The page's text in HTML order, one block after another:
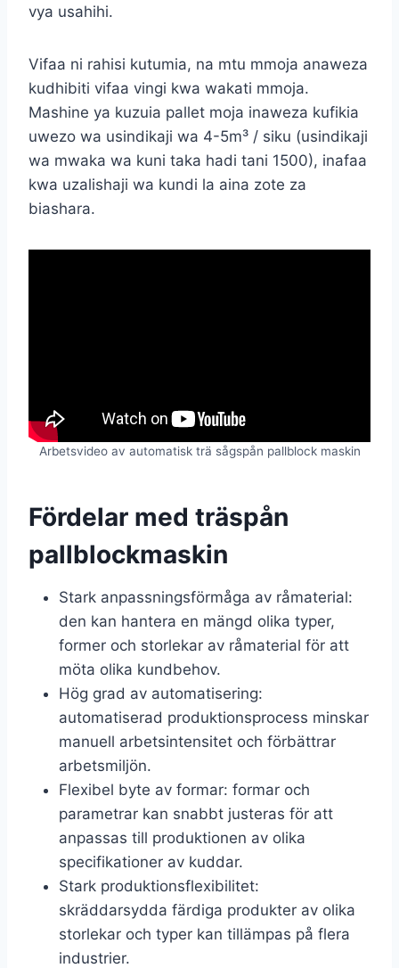
vya usahihi.
Vifaa ni rahisi kutumia, na mtu mmoja anaweza
kudhibiti vifaa vingi kwa wakati mmoja.
Mashine ya kuzuia pallet moja inaweza kufikia
uwezo wa usindikaji wa 4-5m³ / siku (usindikaji
wa mwaka wa kuni taka hadi tani 1500), inafaa
kwa uzalishaji wa kundi la aina zote za
biashara.
Arbetsvideo av automatisk trä sågspån pallblock maskin
Fördelar med träspån
pallblockmaskin
Stark anpassningsförmåga av råmaterial:
den kan hantera en mängd olika typer,
former och storlekar av råmaterial för att
möta olika kundbehov.
Hög grad av automatisering:
automatiserad produktionsprocess minskar
manuell arbetsintensitet och förbättrar
arbetsmiljön.
Flexibel byte av formar: formar och
parametrar kan snabbt justeras för att
anpassas till produktionen av olika
specifikationer av kuddar.
Stark produktionsflexibilitet:
skräddarsydda färdiga produkter av olika
storlekar och typer kan tillämpas på flera
industrier.